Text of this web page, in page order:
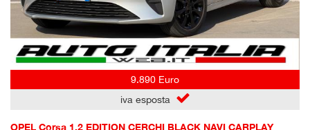
9.890 Euro
iva esposta
OPEL Corsa 1.2 EDITION CERCHI BLACK NAVI CARPLAY